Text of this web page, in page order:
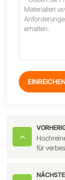
für
NÄCHSTE